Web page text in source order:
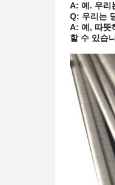
A: 예. 우리
Q: 우리는
A: 예, 따뜻
할 수 있습